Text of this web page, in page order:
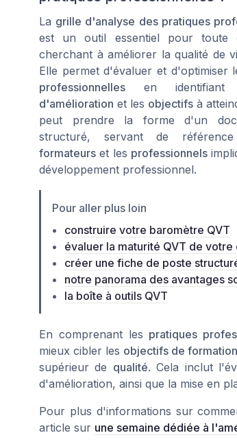
La grille d'analyse des pratiques
est un outil essentiel pour toute
cherchant à améliorer la qualité de
Elle permet d'évaluer et d'optimiser
professionnelles en
d'amélioration et les objectifs à
peut prendre la forme d'un
structuré, servant de
formateurs et les professionnels
développement professionnel.
Pour aller plus loin
construire votre baromètre QVT
évaluer la maturité QVT de votre
créer une fiche de poste
notre panorama des avantages
la boîte à outils QVT
En comprenant les pratiques
mieux cibler les objectifs de formation
supérieur de qualité. Cela inclut
d'amélioration, ainsi que la mise en
Pour plus d'informations sur
article sur une semaine dédiée à